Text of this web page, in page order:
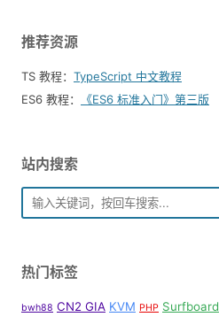
推荐资源
TS 教程： TypeScript 中文教程
ES6 教程：
《ES6 标准入门》第三版
站内搜索
热门标签
bwh88 CN2 GIA KVM PHP Surfboard